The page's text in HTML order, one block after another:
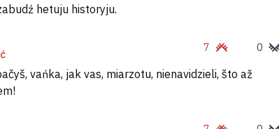
hetuju historyju.
7 0
vańka, jak vas, miarzotu, nienavidzieli, što až